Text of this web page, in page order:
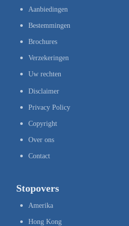
Aanbiedingen
Bestemmingen
Brochures
Verzekeringen
Uw rechten
Disclaimer
Privacy Policy
Copyright
Over ons
Contact
Stopovers
Amerika
Hong Kong